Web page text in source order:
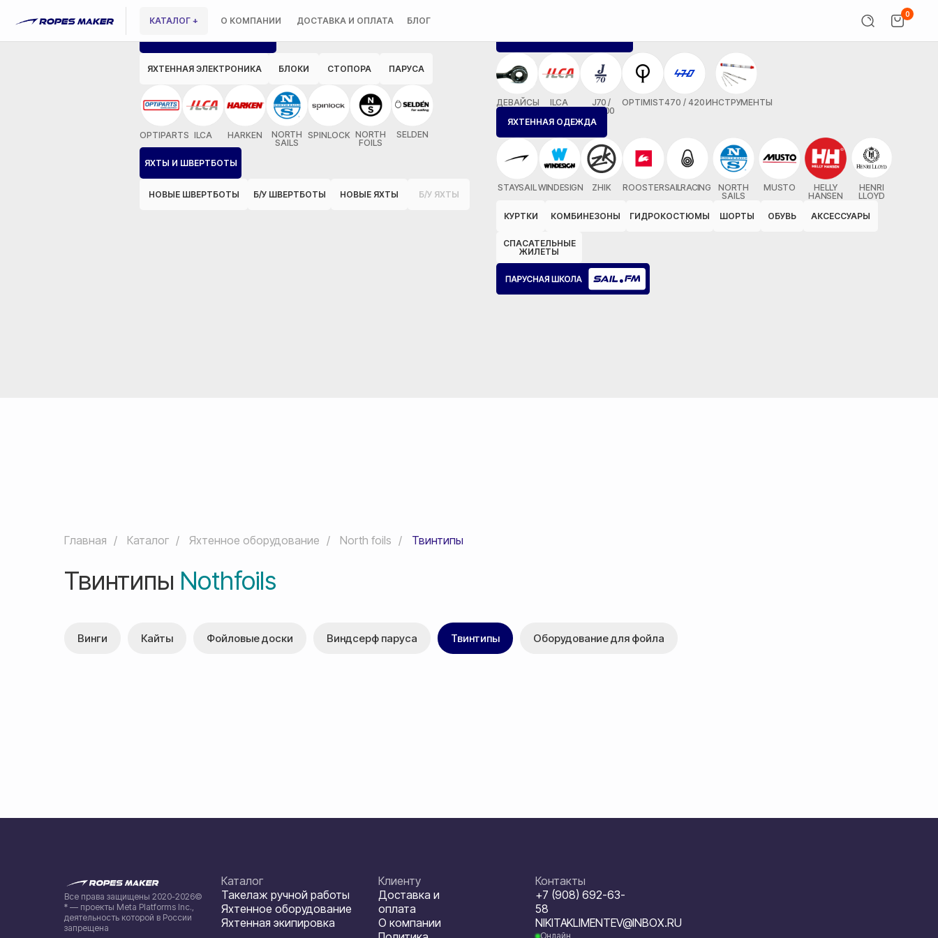
О КОМПАНИИ ДОСТАВКА И ОПЛАТА БЛОГ
КАТАЛОГ +
0
ЯХТЕННАЯ ЭЛЕКТРОНИКА БЛОКИ СТОПОРА ПАРУСА
OPTIPARTS ILCA HARKEN
NORTH
SAILS
SPINLOCK NORTH
FOILS
SELDEN
ЯХТЫ И ШВЕРТБОТЫ
НОВЫЕ ШВЕРТБОТЫ Б/У ШВЕРТБОТЫ НОВЫЕ ЯХТЫ Б/У ЯХТЫ
ДЕВАЙСЫ ILCA
J70 /
MX700
OPTIMIST470 / 420ИНСТРУМЕНТЫ
ЯХТЕННАЯ ОДЕЖДА
STAYSAILWINDESIGN ZHIK ROOSTERSAILRACING
NORTH
SAILS
MUSTO
HELLY
HANSEN
HENRI
LLOYD
КУРТКИ
КОМБИНЕЗОНЫ ГИДРОКОСТЮМЫ ШОРТЫ ОБУВЬ АКСЕССУАРЫ
СПАСАТЕЛЬНЫЕ
ЖИЛЕТЫ
Главная / Каталог / Яхтенное оборудование / North foils / Твинтипы
Твинтипы Nothfoils
Винги Кайты Фойловые доски Виндсерф паруса Твинтипы Оборудование для фойла
Все права защищены 2020-2026©
* — проекты Meta Platforms Inc.,
деятельность которой в России
запрещена
Каталог
Такелаж ручной работы
Яхтенное оборудование
Яхтенная экипировка
Клиенту
Доставка и
оплата
О компании
Контакты
+7 (908) 692-63-
58
NIKITAKLIMENTEV@INBOX.RU
Онлайн